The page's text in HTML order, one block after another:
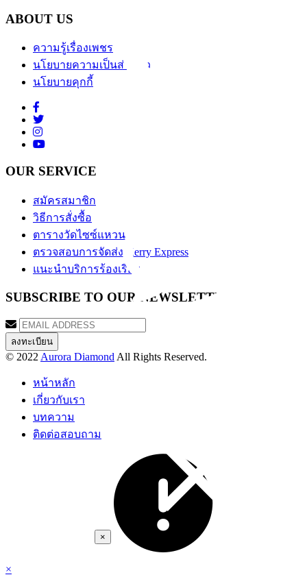
ABOUT US
ความรู้เรื่องเพชร
นโยบายความเป็นส่วนตัว
นโยบายคุกกี้
OUR SERVICE
สมัครสมาชิก
วิธีการสั่งซื้อ
ตารางวัดไซซ์แหวน
ตรวจสอบการจัดส่ง Kerry Express
แนะนำบริการร้องเรียน
SUBSCRIBE TO OUR NEWSLETTER
© 2022 Aurora Diamond All Rights Reserved.
หน้าหลัก
เกี่ยวกับเรา
บทความ
ติดต่อสอบถาม
×
×